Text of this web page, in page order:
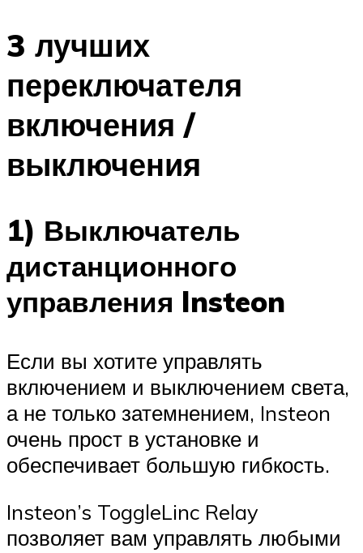
3 лучших
переключателя
включения /
выключения
1) Выключатель
дистанционного
управления Insteon
Если вы хотите управлять
включением и выключением света,
а не только затемнением, Insteon
очень прост в установке и
обеспечивает большую гибкость.
Insteon’s ToggleLinc Relay
позволяет вам управлять любыми